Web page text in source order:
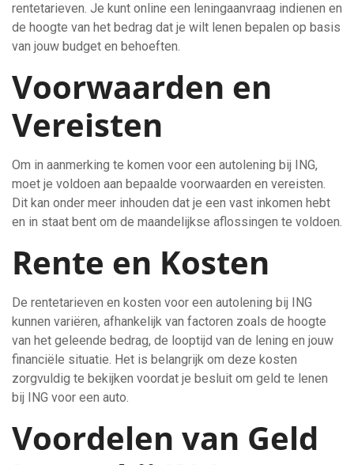
rentetarieven. Je kunt online een leningaanvraag indienen en
de hoogte van het bedrag dat je wilt lenen bepalen op basis
van jouw budget en behoeften.
Voorwaarden en
Vereisten
Om in aanmerking te komen voor een autolening bij ING,
moet je voldoen aan bepaalde voorwaarden en vereisten.
Dit kan onder meer inhouden dat je een vast inkomen hebt
en in staat bent om de maandelijkse aflossingen te voldoen.
Rente en Kosten
De rentetarieven en kosten voor een autolening bij ING
kunnen variëren, afhankelijk van factoren zoals de hoogte
van het geleende bedrag, de looptijd van de lening en jouw
financiële situatie. Het is belangrijk om deze kosten
zorgvuldig te bekijken voordat je besluit om geld te lenen
bij ING voor een auto.
Voordelen van Geld